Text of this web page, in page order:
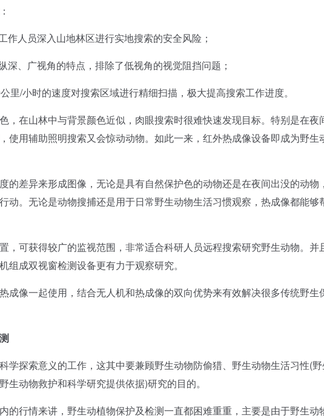
人员深入山地林区进行实地搜索的安全风险；
、广视角的特点，排除了低视角的视觉阻挡问题；
/小时的速度对搜索区域进行精细扫描，极大提高搜索工作进度。
在山林中与背景颜色近似，肉眼搜索时很难快速发现目标。特别是在夜
使用辅助照明搜索又会惊动动物。如此一来，红外热成像设备即成为野生
差异来形成图像，无论是具有自然保护色的动物还是在夜间出没的动物
动。无论是动物搜捕还是用于日常野生动物生活习惯观察，热成像都能够
可获得较广的监视范围，非常适合科研人员远程搜索研究野生动物。并
成双视窗检测设备更有力于观察研究。
像一起使用，结合无人机和热成像的双向优势来有效解决很多传统野生
探索意义的工作，这其中要兼顾野生动物防偷猎、野生动物生活习性(野
动物救护和科学研究提供依据)研究的目的。
行情来讲，野生动植物保护及检测一直都困难重重，主要是由于野生动